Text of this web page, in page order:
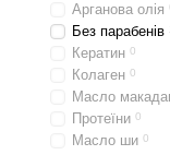
Арганова олія
Без парабенів
Кератин 0
Колаген 0
Масло
Протеїни 0
Масло ши 0